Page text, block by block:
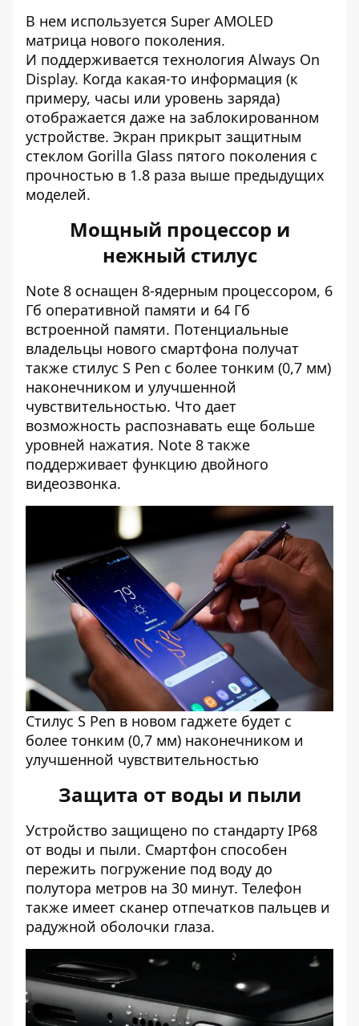
В нем используется Super AMOLED
матрица нового поколения.
И поддерживается технология Always On
Display. Когда какая-то информация (к
примеру, часы или уровень заряда)
отображается даже на заблокированном
устройстве. Экран прикрыт защитным
стеклом Gorilla Glass пятого поколения с
прочностью в 1.8 раза выше предыдущих
моделей.
Мощный процессор и
нежный стилус
Note 8 оснащен 8-ядерным процессором, 6
Гб оперативной памяти и 64 Гб
встроенной памяти. Потенциальные
владельцы нового смартфона получат
также стилус S Pen с более тонким (0,7 мм)
наконечником и улучшенной
чувствительностью. Что дает
возможность распознавать еще больше
уровней нажатия. Note 8 также
поддерживает функцию двойного
видеозвонка.
Стилус S Pen в новом гаджете будет с
более тонким (0,7 мм) наконечником и
улучшенной чувствительностью
Защита от воды и пыли
Устройство защищено по стандарту IP68
от воды и пыли. Смартфон способен
пережить погружение под воду до
полутора метров на 30 минут. Телефон
также имеет сканер отпечатков пальцев и
радужной оболочки глаза.